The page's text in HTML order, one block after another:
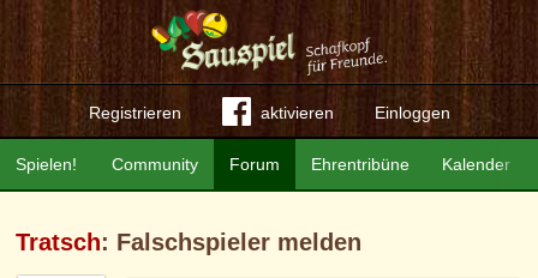
Registrieren aktivieren Einloggen
Community Forum Ehrentribüne Kalender
Spielen!
Tratsch: Falschspieler melden